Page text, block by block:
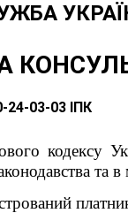
24-03-03 ІПК
кодексу
та в